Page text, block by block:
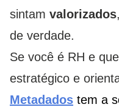
sintam valorizados,
de verdade.
Se você é RH e
estratégico e
Metadados tem a